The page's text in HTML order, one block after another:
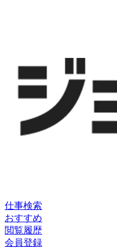
仕事検索
おすすめ
閲覧履歴
会員登録